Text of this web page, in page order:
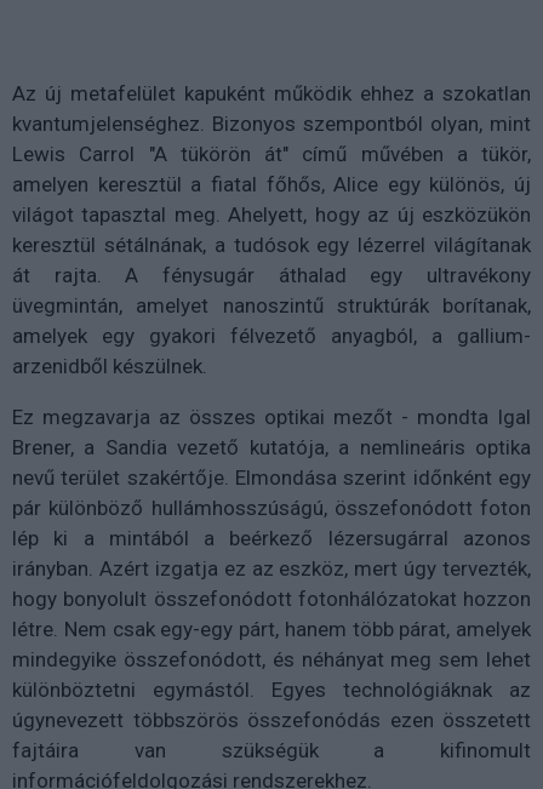
Az új metafelület kapuként működik ehhez a szokatlan
kvantumjelenséghez. Bizonyos szempontból olyan, mint
Lewis Carrol "A tükörön át" című művében a tükör,
amelyen keresztül a fiatal főhős, Alice egy különös, új
világot tapasztal meg. Ahelyett, hogy az új eszközükön
keresztül sétálnának, a tudósok egy lézerrel világítanak
át rajta. A fénysugár áthalad egy ultravékony
üvegmintán, amelyet nanoszintű struktúrák borítanak,
amelyek egy gyakori félvezető anyagból, a gallium-
arzenidből készülnek.
Ez megzavarja az összes optikai mezőt - mondta Igal
Brener, a Sandia vezető kutatója, a nemlineáris optika
nevű terület szakértője. Elmondása szerint időnként egy
pár különböző hullámhosszúságú, összefonódott foton
lép ki a mintából a beérkező lézersugárral azonos
irányban. Azért izgatja ez az eszköz, mert úgy tervezték,
hogy bonyolult összefonódott fotonhálózatokat hozzon
létre. Nem csak egy-egy párt, hanem több párat, amelyek
mindegyike összefonódott, és néhányat meg sem lehet
különböztetni egymástól. Egyes technológiáknak az
úgynevezett többszörös összefonódás ezen összetett
fajtáira van szükségük a kifinomult
információfeldolgozási rendszerekhez.